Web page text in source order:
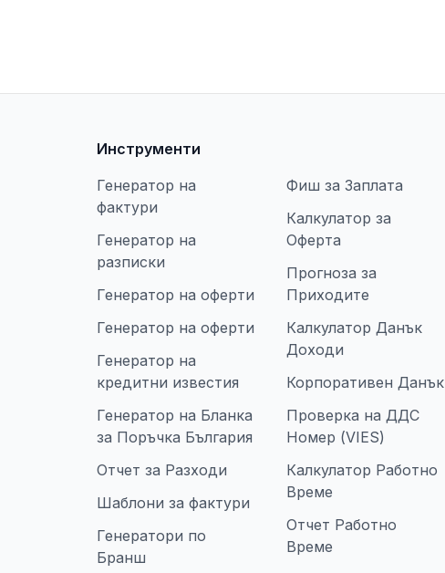
Инструменти
Генератор на
фактури
Генератор на
разписки
Генератор на оферти
Генератор на оферти
Генератор на
кредитни известия
Генератор на Бланка
за Поръчка България
Отчет за Разходи
Шаблони за фактури
Генератори по
Бранш
Фиш за Заплата
Калкулатор за
Оферта
Прогноза за
Приходите
Калкулатор Данък
Доходи
Корпоративен Данък
Проверка на ДДС
Номер (VIES)
Калкулатор Работно
Време
Отчет Работно
Време